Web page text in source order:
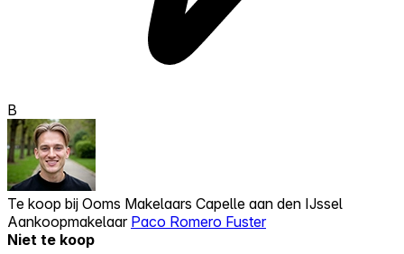
B
Te koop bij Ooms Makelaars Capelle aan den IJssel
Aankoopmakelaar Paco Romero Fuster
Niet te koop